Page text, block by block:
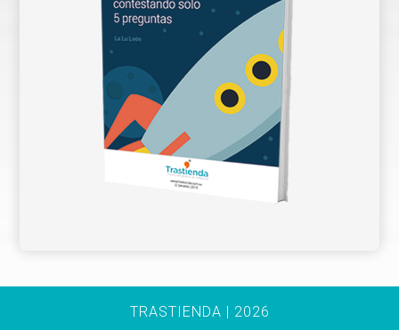
TRASTIENDA | 2026